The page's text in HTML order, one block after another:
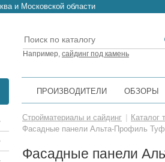
и Московской области
Например, сайдинг под камень
ПРОИЗВОДИТЕЛИ ОБЗОРЫ
Стройматериалы и сайдинг Каталог
Фасадные панели Альта-Профиль Туф
Фасадные панели